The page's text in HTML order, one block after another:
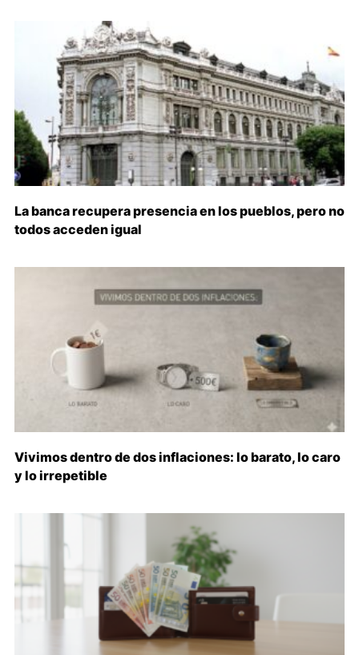
La banca recupera presencia en los pueblos, pero no
todos acceden igual
Vivimos dentro de dos inflaciones: lo barato, lo caro
y lo irrepetible